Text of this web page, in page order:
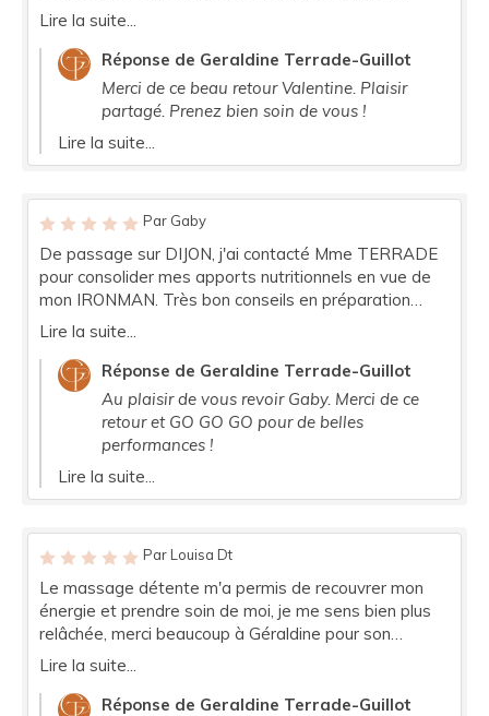
quotidien. Une détente du corps et un apaisement de
que Géraldine prend le temps de nous questionner et
nous conseiller pour un mieux être même après la
séance. Une très belle expérience !
Lire la suite...
Réponse de Geraldine Terrade-Guillot
Merci de ce beau retour Valentine. Plaisir
partagé. Prenez bien soin de vous !
Lire la suite...
Par Gaby
De passage sur DIJON, j'ai contacté Mme TERRADE
pour consolider mes apports nutritionnels en vue de
mon IRONMAN. Très bon conseils en préparation
physique et mentale. Je recommande ses
Lire la suite...
Réponse de Geraldine Terrade-Guillot
Au plaisir de vous revoir Gaby. Merci de ce
retour et GO GO GO pour de belles
performances !
Lire la suite...
Par Louisa Dt
Le massage détente m'a permis de recouvrer mon
énergie et prendre soin de moi, je me sens bien plus
relâchée, merci beaucoup à Géraldine pour son
accompagnement!!!
Lire la suite...
Réponse de Geraldine Terrade-Guillot